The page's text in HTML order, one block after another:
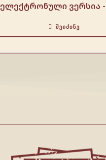
ელექტრონული ვერსია -
ᲨᲔᲘᲫᲘᲜᲔ